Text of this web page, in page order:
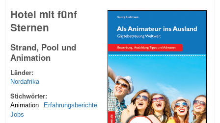
Hotel mit fünf
Sternen
Strand, Pool und
Animation
Länder:
Nordafrika
Stichwörter:
Animation
Erfahrungsberichte
Jobs